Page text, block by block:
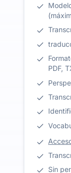
PDF,
Sin